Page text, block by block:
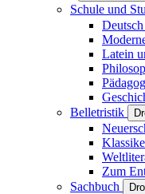
Schule und
Latein
Belletristik
Zum
Sachbuch